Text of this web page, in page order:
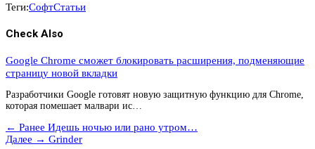
Теги:СофтСтатьи
Check Also
Google Chrome сможет блокировать расширения, подменяющие
страницу новой вкладки
Разработчики Google готовят новую защитную функцию для Chrome,
которая помешает малвари ис…
← Ранее Идешь ночью или рано утром…
Далее → Grinder